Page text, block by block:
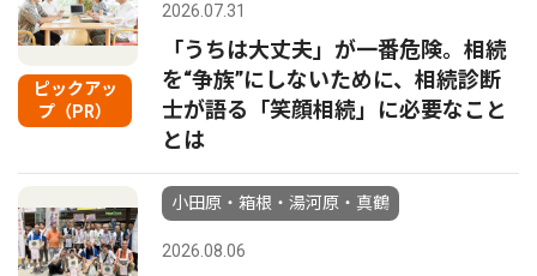
ピックアッ
プ（PR）
2026.07.31
「うちは大丈夫」が一番危険。相続
を“争族”にしないために、相続診断
士が語る「笑顔相続」に必要なこと
とは
小田原・箱根・湯河原・真鶴
2026.08.06